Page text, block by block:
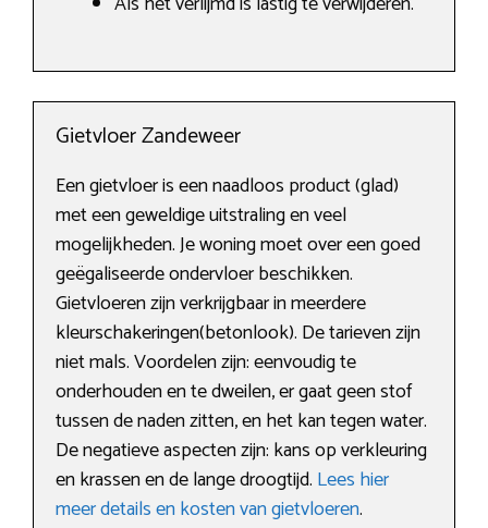
Gietvloer Zandeweer
Een gietvloer is een naadloos product (glad)
met een geweldige uitstraling en veel
mogelijkheden. Je woning moet over een goed
geëgaliseerde ondervloer beschikken.
Gietvloeren zijn verkrijgbaar in meerdere
kleurschakeringen(betonlook). De tarieven zijn
niet mals. Voordelen zijn: eenvoudig te
onderhouden en te dweilen, er gaat geen stof
tussen de naden zitten, en het kan tegen water.
De negatieve aspecten zijn: kans op verkleuring
en krassen en de lange droogtijd. Lees hier
meer details en kosten van gietvloeren.